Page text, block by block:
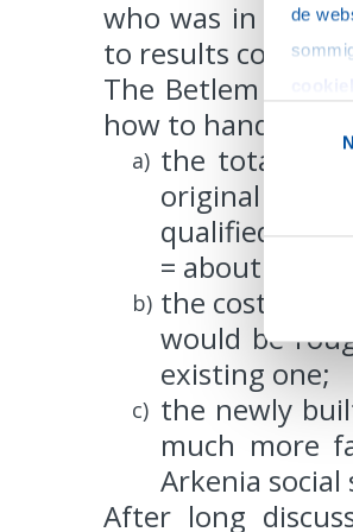
de
who was in
to results
The Betlem
how to handle
a) the total cost
original
qualified
= about
b) the cost a
would be
existing one;
c) the newly
much more
Arkenia social
After long